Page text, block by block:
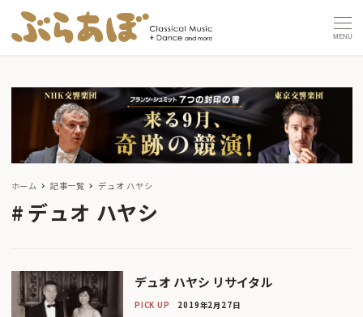
MENU
ホーム 記事一覧 デュオ ハヤシ
デュオ ハヤシ
デュオ ハヤシ リサイタル
PICK UP 2019年2月27日